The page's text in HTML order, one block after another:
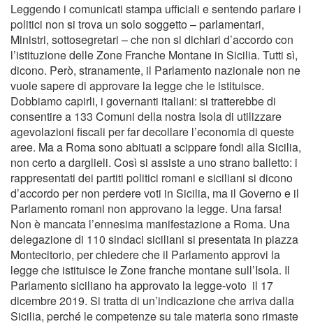
Leggendo i comunicati stampa ufficiali e sentendo parlare i
politici non si trova un solo soggetto – parlamentari,
Ministri, sottosegretari – che non si dichiari d’accordo con
l’istituzione delle Zone Franche Montane in Sicilia. Tutti sì,
dicono. Però, stranamente, il Parlamento nazionale non ne
vuole sapere di approvare la legge che le istituisce.
Dobbiamo capirli, i governanti italiani: si tratterebbe di
consentire a 133 Comuni della nostra Isola di utilizzare
agevolazioni fiscali per far decollare l’economia di queste
aree. Ma a Roma sono abituati a scippare fondi alla Sicilia,
non certo a darglieli. Così si assiste a uno strano balletto: i
rappresentati dei partiti politici romani e siciliani si dicono
d’accordo per non perdere voti in Sicilia, ma il Governo e il
Parlamento romani non approvano la legge. Una farsa!
Non è mancata l’ennesima manifestazione a Roma. Una
delegazione di 110 sindaci siciliani si presentata in piazza
Montecitorio, per chiedere che il Parlamento approvi la
legge che istituisce le Zone franche montane sull’Isola. Il
Parlamento siciliano ha approvato la legge-voto il 17
dicembre 2019. Si tratta di un’indicazione che arriva dalla
Sicilia, perché le competenze su tale materia sono rimaste